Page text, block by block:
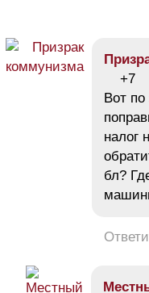
+7
Вот по
налог
бл?